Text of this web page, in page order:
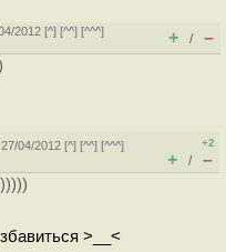
2012 [^] [^^] [^^^]
+ / –
04/2012 [^] [^^] [^^^]
+2
+ / –
>__<